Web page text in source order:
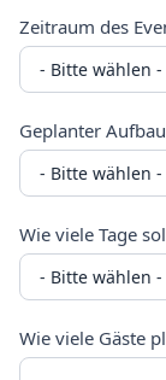
Zeitraum des
Geplanter
Wie viele Tage
Wie viele Gäste